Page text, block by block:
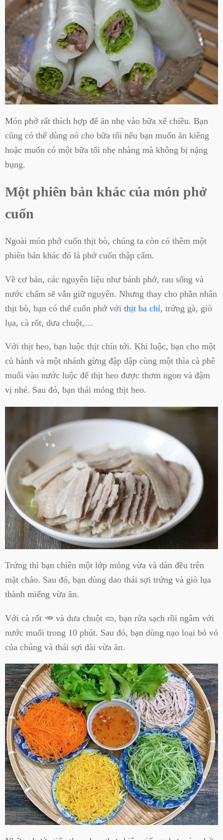
Món phở rất thích hợp để ăn nhẹ vào bữa xế chiều. Bạn
cũng có thể dùng nó cho bữa tối nếu bạn muốn ăn kiêng
hoặc muốn có một bữa tối nhẹ nhàng mà không bị nặng
bụng.
Một phiên bản khác của món phở
cuốn
Ngoài món phở cuốn thịt bò, chúng ta còn có thêm một
phiên bản khác đó là phở cuốn thập cẩm.
Về cơ bản, các nguyên liệu như bánh phở, rau sống và
nước chấm sẽ vẫn giữ nguyên. Nhưng thay cho phần nhân
thịt bò, bạn có thể cuốn phở với thịt ba chỉ, trứng gà, giò
lụa, cà rốt, dưa chuột,…
Với thịt heo, bạn luộc thịt chín tới. Khi luộc, bạn cho một
củ hành và một nhánh gừng đập dập cùng một thìa cà phê
muối vào nước luộc để thịt heo được thơm ngon và đậm
vị nhé. Sau đó, bạn thái mỏng thịt heo.
Trứng thì bạn chiên một lớp mỏng vừa và dàn đều trên
mặt chảo. Sau đó, bạn dùng dao thái sợi trứng và giò lụa
thành miếng vừa ăn.
Với cà rốt 🥕 và dưa chuột 🥒, bạn rửa sạch rồi ngâm với
nước muối trong 10 phút. Sau đó, bạn dùng nạo loại bỏ vỏ
của chúng và thái sợi dài vừa ăn.